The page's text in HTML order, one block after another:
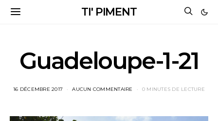
TI' PIMENT
Guadeloupe-1-21
16 DÉCEMBRE 2017 AUCUN COMMENTAIRE 0 MINUTES DE LECTURE